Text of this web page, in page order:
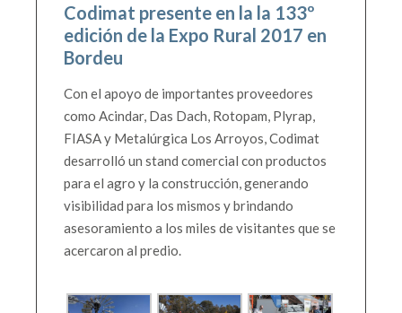
Codimat presente en la la 133º
edición de la Expo Rural 2017 en
Bordeu
Con el apoyo de importantes proveedores
como Acindar, Das Dach, Rotopam, Plyrap,
FIASA y Metalúrgica Los Arroyos,Codimat
desarrolló un stand comercial con productos
para el agro y la construcción, generando
visibilidad para los mismos y brindando
asesoramiento a los miles de visitantes que se
acercaron al predio.